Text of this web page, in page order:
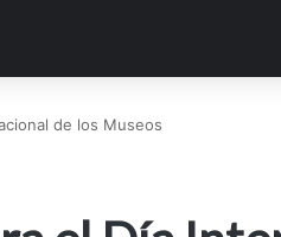
de los Museos